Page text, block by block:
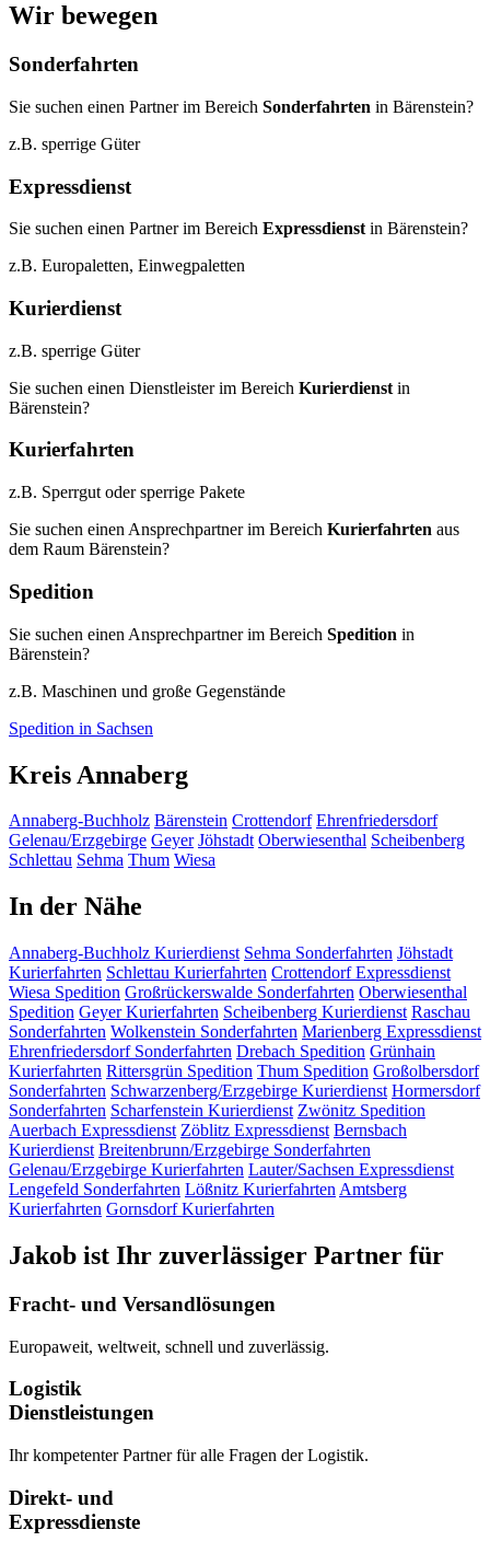
Wir bewegen
Sonderfahrten
Sie suchen einen Partner im Bereich Sonderfahrten in Bärenstein?
z.B. sperrige Güter
Expressdienst
Sie suchen einen Partner im Bereich Expressdienst in Bärenstein?
z.B. Europaletten, Einwegpaletten
Kurierdienst
z.B. sperrige Güter
Sie suchen einen Dienstleister im Bereich Kurierdienst in
Bärenstein?
Kurierfahrten
z.B. Sperrgut oder sperrige Pakete
Sie suchen einen Ansprechpartner im Bereich Kurierfahrten aus
dem Raum Bärenstein?
Spedition
Sie suchen einen Ansprechpartner im Bereich Spedition in
Bärenstein?
z.B. Maschinen und große Gegenstände
Spedition in Sachsen
Kreis Annaberg
Annaberg-Buchholz Bärenstein Crottendorf Ehrenfriedersdorf
Gelenau/Erzgebirge Geyer Jöhstadt Oberwiesenthal Scheibenberg
Schlettau Sehma Thum Wiesa
In der Nähe
Annaberg-Buchholz Kurierdienst Sehma Sonderfahrten Jöhstadt
Kurierfahrten Schlettau Kurierfahrten CrottendorfExpressdienst
Wiesa Spedition Großrückerswalde Sonderfahrten Oberwiesenthal
Spedition GeyerKurierfahrten Scheibenberg Kurierdienst Raschau
Sonderfahrten Wolkenstein Sonderfahrten Marienberg Expressdienst
Ehrenfriedersdorf Sonderfahrten Drebach Spedition Grünhain
Kurierfahrten Rittersgrün Spedition Thum Spedition Großolbersdorf
Sonderfahrten Schwarzenberg/Erzgebirge Kurierdienst Hormersdorf
Sonderfahrten Scharfenstein Kurierdienst Zwönitz Spedition
Auerbach Expressdienst Zöblitz Expressdienst Bernsbach
Kurierdienst Breitenbrunn/Erzgebirge Sonderfahrten
Gelenau/Erzgebirge Kurierfahrten Lauter/Sachsen Expressdienst
Lengefeld Sonderfahrten Lößnitz Kurierfahrten Amtsberg
Kurierfahrten GornsdorfKurierfahrten
Jakob ist Ihr zuverlässiger Partner für
Fracht- und Versandlösungen
Europaweit, weltweit, schnell und zuverlässig.
Logistik
Dienstleistungen
Ihr kompetenter Partner für alle Fragen der Logistik.
Direkt- und
Expressdienste